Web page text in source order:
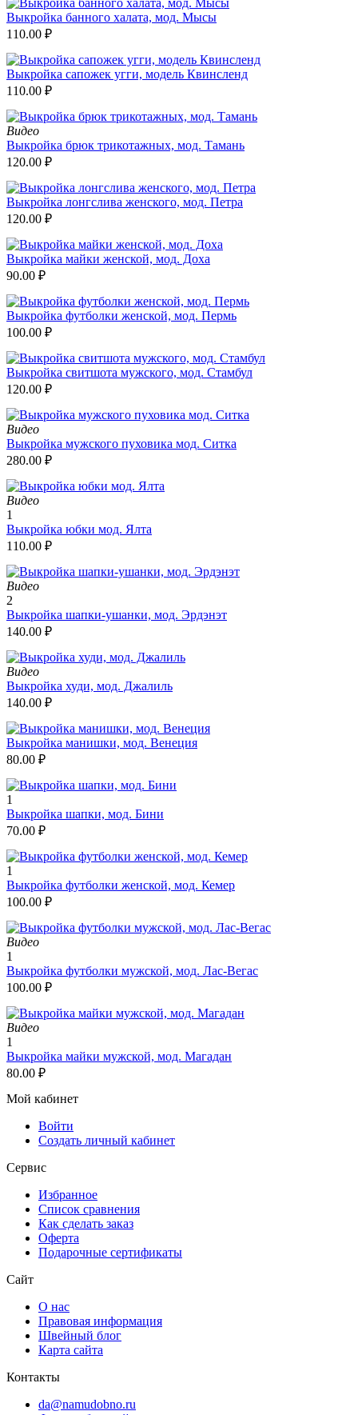
Выкройка банного халата, мод. Мысы
110.00 ₽
Выкройка сапожек угги, модель Квинсленд
110.00 ₽
Видео
Выкройка брюк трикотажных, мод. Тамань
120.00 ₽
Выкройка лонгслива женского, мод. Петра
120.00 ₽
Выкройка майки женской, мод. Доха
90.00 ₽
Выкройка футболки женской, мод. Пермь
100.00 ₽
Выкройка свитшота мужского, мод. Стамбул
120.00 ₽
Видео
Выкройка мужского пуховика мод. Ситка
280.00 ₽
Видео
1
Выкройка юбки мод. Ялта
110.00 ₽
Видео
2
Выкройка шапки-ушанки, мод. Эрдэнэт
140.00 ₽
Видео
Выкройка худи, мод. Джалиль
140.00 ₽
Выкройка манишки, мод. Венеция
80.00 ₽
1
Выкройка шапки, мод. Бини
70.00 ₽
1
Выкройка футболки женской, мод. Кемер
100.00 ₽
Видео
1
Выкройка футболки мужской, мод. Лас-Вегас
100.00 ₽
Видео
1
Выкройка майки мужской, мод. Магадан
80.00 ₽
Мой кабинет
Войти
Создать личный кабинет
Сервис
Избранное
Список сравнения
Как сделать заказ
Оферта
Подарочные сертификаты
Сайт
О нас
Правовая информация
Швейный блог
Карта сайта
Контакты
da@namudobno.ru